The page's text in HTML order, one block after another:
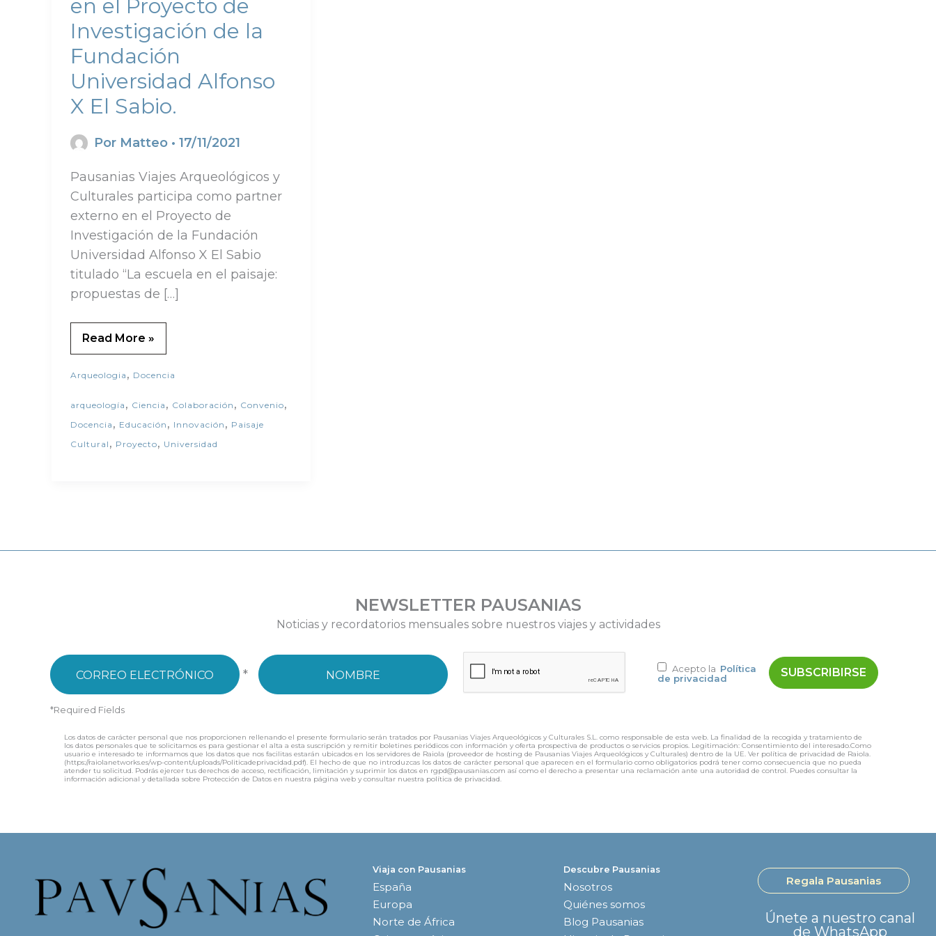
en el Proyecto de
Investigación de la
Fundación
Universidad Alfonso
X El Sabio.
Por Matteo • 17/11/2021
Pausanias Viajes Arqueológicos y
Culturales participa como partner
externo en el Proyecto de
Investigación de la Fundación
Universidad Alfonso X El Sabio
titulado “La escuela en el paisaje:
propuestas de […]
Read More »
Arqueologia , Docencia
arqueología , Ciencia , Colaboración , Convenio,
Docencia , Educación , Innovación , Paisaje
Cultural , Proyecto, Universidad
NEWSLETTER PAUSANIAS
Noticias y recordatorios mensuales sobre nuestros viajes y actividades
* Acepto la Política
de privacidad
*Required Fields
Los datos de carácter personal que nos proporcionen rellenando el presente formulario serán tratados por Pausanias Viajes Arqueológicos y Culturales S.L. como responsable de esta web. La finalidad de la recogida y tratamiento de
los datos personales que te solicitamos es para gestionar el alta a esta suscripción y remitir boletines periódicos con información y oferta prospectiva de productos o servicios propios. Legitimación: Consentimiento del interesado.Como
usuario e interesado te informamos que los datos que nos facilitas estarán ubicados en los servidores de Raiola (proveedor de hosting de Pausanias Viajes Arqueológicos y Culturales) dentro de la UE. Ver política de privacidad de Raiola.
(https://raiolanetworks.es/wp-content/uploads/Politicadeprivacidad.pdf). El hecho de que no introduzcas los datos de carácter personal que aparecen en el formulario como obligatorios podrá tener como consecuencia que no pueda
atender tu solicitud. Podrás ejercer tus derechos de acceso, rectificación, limitación y suprimir los datos en rgpd@pausanias.com así como el derecho a presentar una reclamación ante una autoridad de control. Puedes consultar la
información adicional y detallada sobre Protección de Datos en nuestra página web y consultar nuestra política de privacidad.
Viaja con Pausanias
España
Europa
Norte de África
Descubre Pausanias
Nosotros
Quiénes somos
Blog Pausanias
Regala Pausanias
Únete a nuestro canal
de WhatsApp